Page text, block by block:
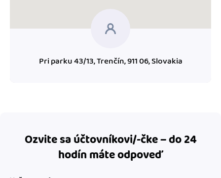
Pri parku 43/13, Trenčín, 911 06, Slovakia
Ozvite sa účtovníkovi/-čke – do 24
hodín máte odpoveď